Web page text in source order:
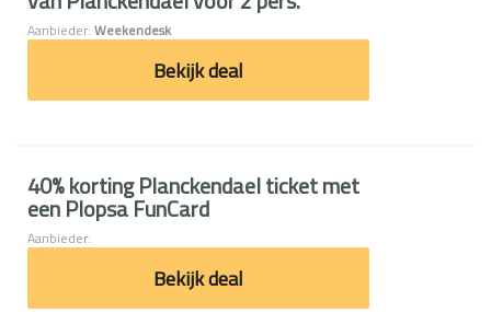
Aanbieder: Weekendesk
Bekijk deal
40% korting Planckendael ticket met
een Plopsa FunCard
Aanbieder:
Bekijk deal